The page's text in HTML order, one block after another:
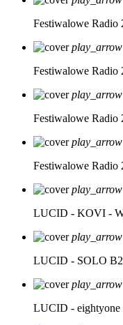
Festiwalowe Radio
play_arrow
Festiwalowe Radio
play_arrow
Festiwalowe Radio
play_arrow
Festiwalowe
play_arrow
LUCID - KOVI -
play_arrow
LUCID - SOLO
play_arrow
LUCID - eightyone